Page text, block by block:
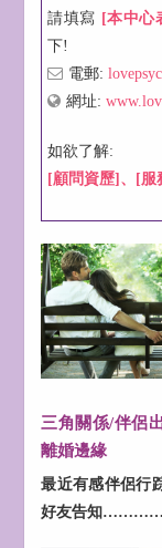
請填寫 [本中心
下!
電郵:
網址:
如欲了解:
[顧問資歷]、 [服
三角關係/伴侶
離婚邊緣
最近有感伴侶行
好友告知